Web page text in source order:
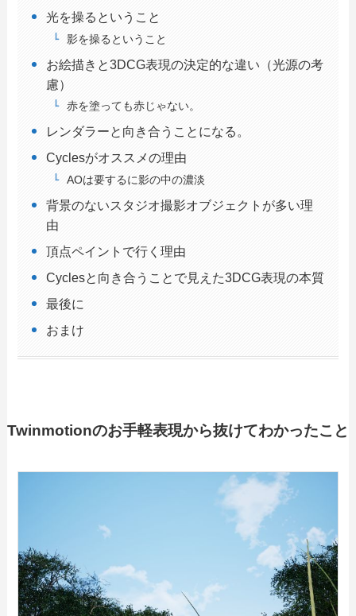
光を操るということ
影を操るということ
お絵描きと3DCG表現の決定的な違い（光源の考
慮）
赤を塗っても赤じゃない。
レンダラーと向き合うことになる。
Cyclesがオススメの理由
AOは要するに影の中の濃淡
背景のないスタジオ撮影オブジェクトが多い理
由
頂点ペイントで行く理由
Cyclesと向き合うことで見えた3DCG表現の本質
最後に
おまけ
Twinmotionのお手軽表現から抜けてわかったこと